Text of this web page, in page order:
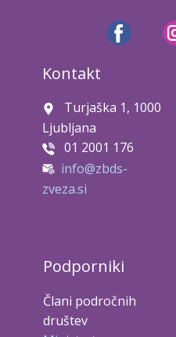
Kontakt
Turjaška 1, 1000
Ljubljana
01 2001 176
info@zbds-
zveza.si
Podporniki
Člani področnih
društev